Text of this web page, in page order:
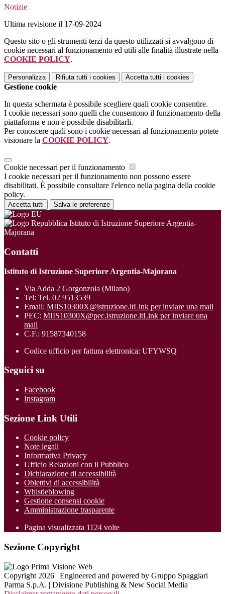
Notizie
Ultima revisione il 17-09-2024
Questo sito o gli strumenti terzi da questo utilizzati si avvalgono di
cookie necessari al funzionamento ed utili alle finalità illustrate nella
COOKIE POLICY.
Personalizza Rifiuta tutti i cookies Accetta tutti i cookies
Gestione cookie
In questa schermata è possibile scegliere quali cookie consentire.
I cookie necessari sono quelli che consentono il funzionamento della
piattaforma e non è possibile disabilitarli.
Per conoscere quali sono i cookie necessari al funzionamento potete
visionare la COOKIE POLICY.
Cookie necessari per il funzionamento
I cookie necessari per il funzionamento non possono essere
disabilitati. È possibile consultare l'elenco nella pagina della cookie
policy.
Accetta tutti Salva le preferenze
Istituto di Istruzione Superiore Argentia-
Majorana
Contatti
Istituto di Istruzione Superiore Argentia-Majorana
Via Adda 2 Gorgonzola (Milano)
Tel: Tel. 02 9513539
Email: MIIS10300X@istruzione.itLink per inviare una mail
PEC: MIIS10300X@pec.istruzione.itLink per inviare una
mail
C.F.: 91587340158
Codice ufficio per fattura elettronica: UFYWSQ
Seguici su
Facebook
Instagram
Sezione Link Utili
Cookie policy
Note legali
Informativa Privacy
Ufficio Relazioni con il Pubblico
Dichiarazione di accessibilità
Obiettivi di accessibilità
Whistleblowing
Gestione consensi cookie
Amministrazione trasparente
Pagina visualizzata 1124 volte
Sezione Copyright
Copyright 2026 | Engineered and powered by Gruppo Spaggiari
Parma S.p.A. | Divisione Publishing & New Social Media